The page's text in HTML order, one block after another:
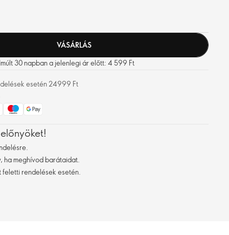
VÁSÁRLÁS
30 napban a jelenlegi ár előtt: 4 599 Ft
esetén 24999 Ft
ha meghívod barátaidat.
rendelések esetén.